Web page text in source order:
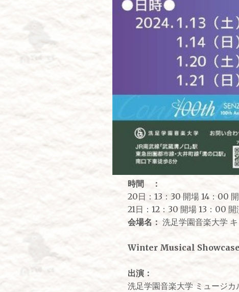
時間 ：
20日：13：30 開場 14：00
21日：12：30 開場 13：00 開
会場名： 洗足学園音楽大学
Winter Musical
出演：
洗足学園音楽大学 ミュージカ